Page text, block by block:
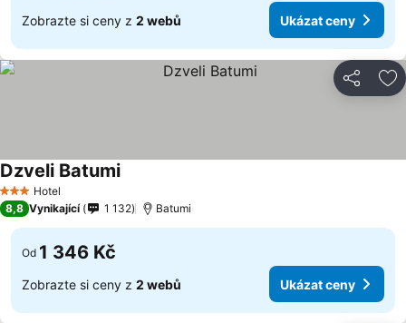
Zobrazte si ceny z 2 webů Ukázat ceny
Sdílet
3 Počet hvězdiček
Hotel
Dzveli Batumi
8,8 Vynikající 1 132 Batumi
Od 1 346 Kč
Zobrazte si ceny z 2 webů Ukázat ceny